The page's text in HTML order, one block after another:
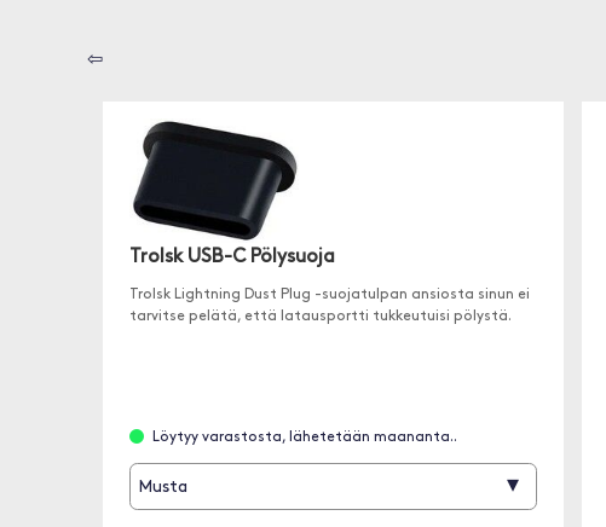
⇦
Trolsk USB-C Pölysuoja
Trolsk Lightning Dust Plug -suojatulpan ansiosta sinun ei
tarvitse pelätä, että latausportti tukkeutuisi pölystä.
Löytyy varastosta, lähetetään maananta..
Musta ▾